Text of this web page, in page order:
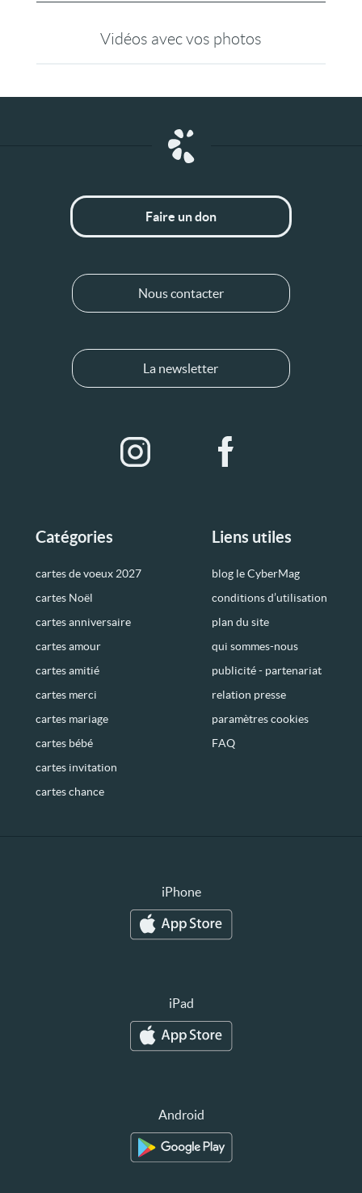
Vidéos avec vos photos
Catégories
cartes de voeux 2027
cartes Noël
cartes anniversaire
cartes amour
cartes amitié
cartes merci
cartes mariage
cartes bébé
cartes invitation
cartes chance
Liens utiles
blog le CyberMag
conditions d’utilisation
plan du site
qui sommes-nous
publicité - partenariat
relation presse
paramètres cookies
FAQ
Faire un don
Nous contacter
La newsletter
iPhone
iPad
Android